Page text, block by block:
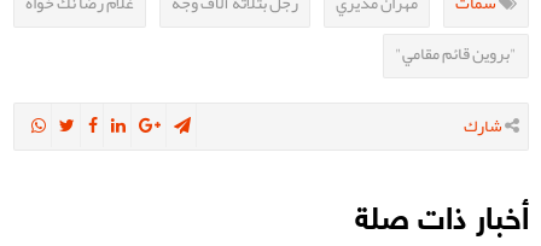
"بروين قائم مقامي"
شارك
أخبار ذات صلة